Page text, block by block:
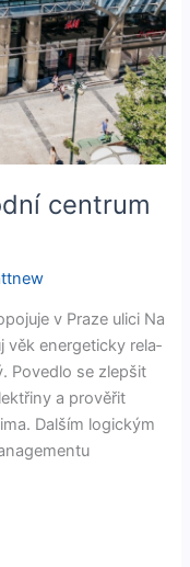
centrum
v Praze uli­ci Na
věk ener­get­icky rel­a­
Poved­lo se zlepšit
a prověřit
Dalším log­ick­ým